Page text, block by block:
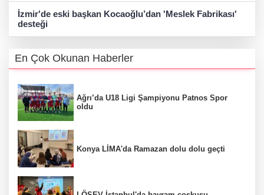
İzmir'de eski başkan Kocaoğlu’dan 'Meslek Fabrikası'
desteği
En Çok Okunan Haberler
Ağrı’da U18 Ligi Şampiyonu Patnos Spor
oldu
Konya LİMA'da Ramazan dolu dolu geçti